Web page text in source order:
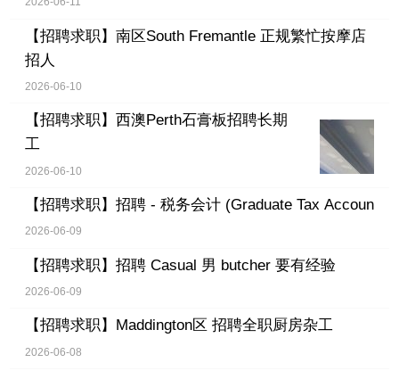
【招聘求职】 南区South Fremantle 正规繁忙按摩店
招人
2026-06-10
【招聘求职】 西澳Perth石膏板招聘长期
工
2026-06-10
【招聘求职】 招聘 - 税务会计 (Graduate Tax Accoun
2026-06-09
【招聘求职】 招聘 Casual 男 butcher 要有经验
2026-06-09
【招聘求职】 Maddington区 招聘全职厨房杂工
2026-06-08